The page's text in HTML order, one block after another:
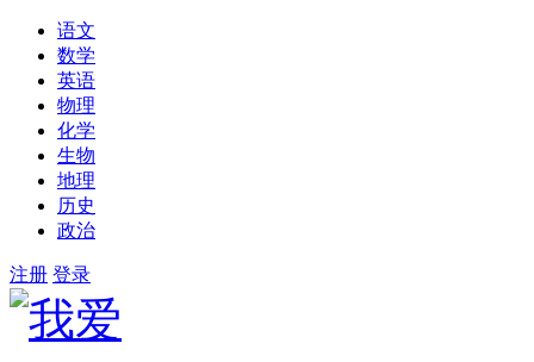
语文
数学
英语
物理
化学
生物
地理
历史
政治
注册 登录